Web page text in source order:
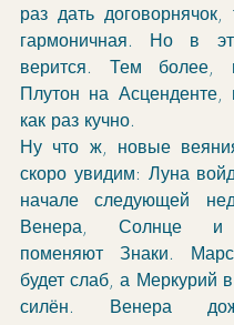
раз дать
гармоничная. Но в
верится. Тем более,
Плутон на
как раз кучно.
Ну что ж, новые
скоро увидим: Луна
начале следующей
Венера, Солнце и
поменяют Знаки.
будет слаб, а Меркурий
силён. Венера